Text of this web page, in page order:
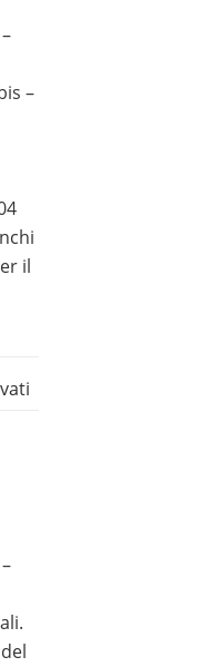
–
il